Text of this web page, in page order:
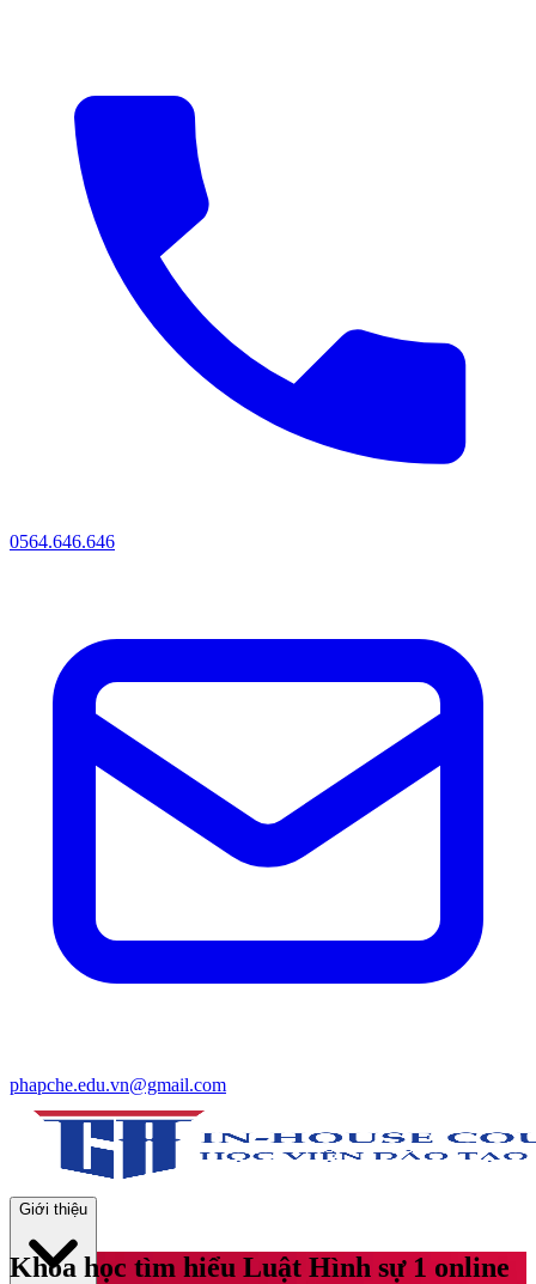
0564.646.646
phapche.edu.vn@gmail.com
Giới thiệu
Khóa học tìm hiểu Luật Hình sự 1 online